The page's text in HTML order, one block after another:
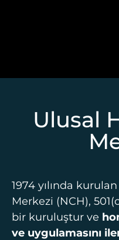
Ulusal
1974 yılında
Merkezi (NCH),
bir kuruluştur ve
ve uygulamasını